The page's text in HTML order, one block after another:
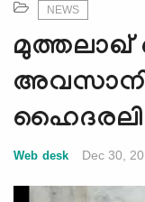
v
i
g
t
o
n
NEWS
മുത്തലാഖ്
Web desk Dec 30,